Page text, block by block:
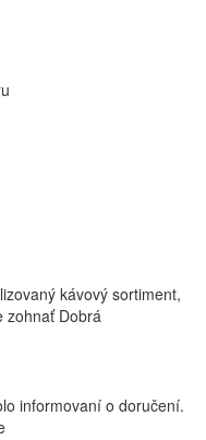
kávový sortiment,
zohnať Dobrá
informovaní o doručení.